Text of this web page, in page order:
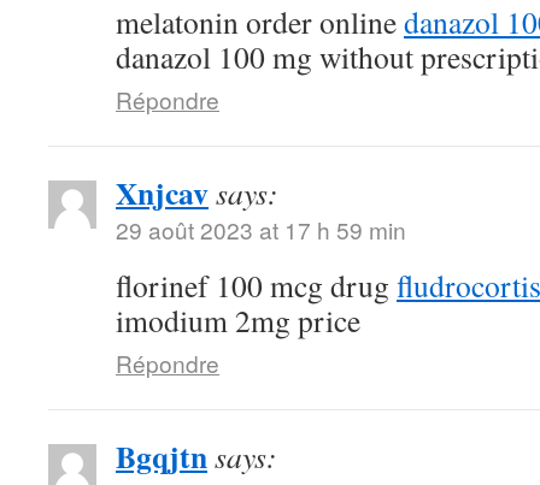
melatonin order onlinedanazol
danazol 100 mg without
Répondre
Xnjcavsays:
29 août 2023 at 17 h 59 min
florinef 100 mcg drug
imodium 2mg price
Répondre
Bgqjtnsays: